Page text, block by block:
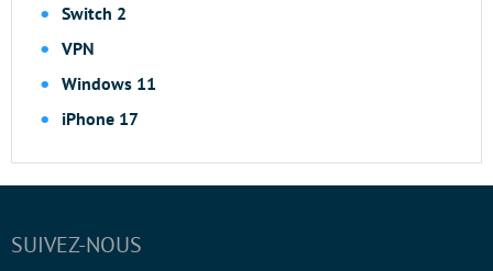
Switch 2
VPN
Windows 11
iPhone 17
SUIVEZ-NOUS